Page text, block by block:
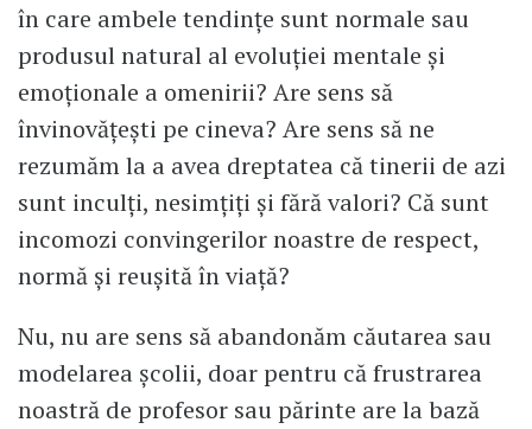
în care ambele tendințe sunt normale sau
produsul natural al evoluției mentale și
emoționale a omenirii? Are sens să
învinovățești pe cineva? Are sens să ne
rezumăm la a avea dreptatea că tinerii de azi
sunt inculți, nesimțiți și fără valori? Că sunt
incomozi convingerilor noastre de respect,
normă și reușită în viață?
Nu, nu are sens să abandonăm căutarea sau
modelarea școlii, doar pentru că frustrarea
noastră de profesor sau părinte are la bază